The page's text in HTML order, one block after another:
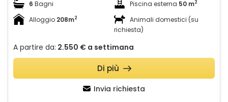
6 Bagni Piscina esterna 50 m2
Alloggio 208m2
Animali domestici (su
richiesta)
A partire da: 2.550 € a settimana
Invia richiesta
Di più